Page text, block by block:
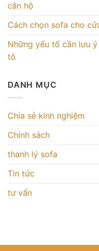
căn hộ
Cách chọn sofa cho
Những yếu tố cần lưu
tô
DANH MỤC
Chia sẻ kinh nghiệm
Chính sách
thanh lý sofa
Tin tức
tư vấn